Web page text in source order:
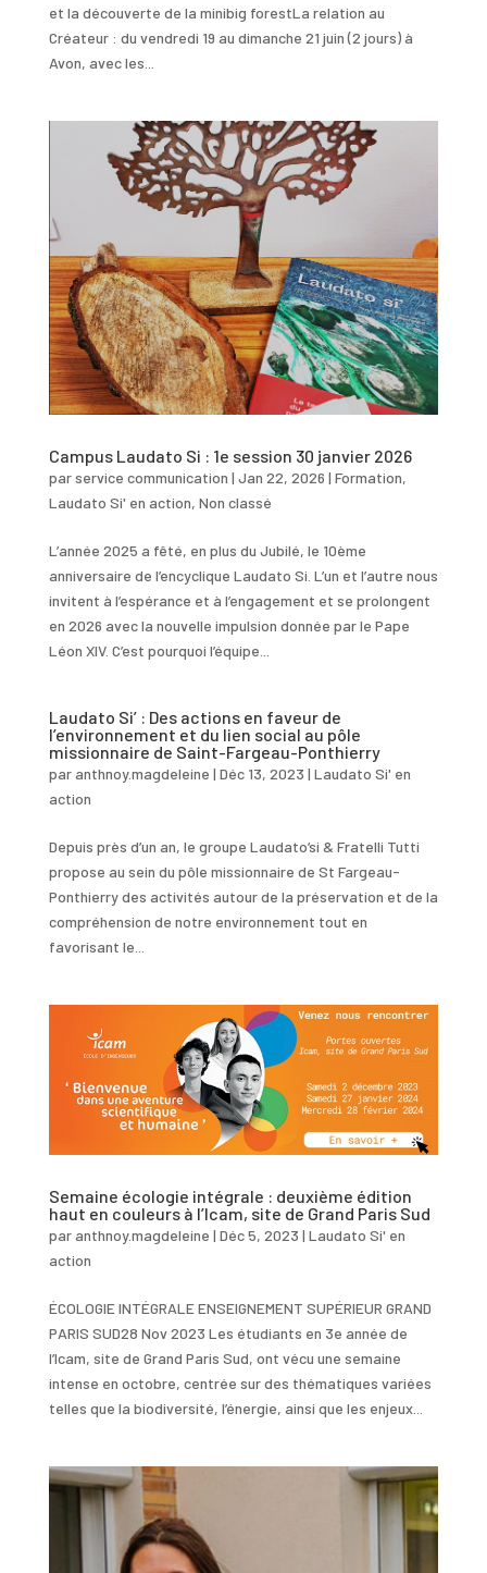
et la découverte de la minibig forestLa relation au
Créateur : du vendredi 19 au dimanche 21 juin (2 jours) à
Avon, avec les...
Campus Laudato Si : 1e session 30 janvier 2026
parservice communication | Jan 22, 2026 | Formation,
Laudato Si' en action, Non classé
L’année 2025 a fêté, en plus du Jubilé, le 10ème
anniversaire de l’encyclique Laudato Si. L’un et l’autre nous
invitent à l’espérance et à l’engagement et se prolongent
en 2026 avec la nouvelle impulsion donnée par le Pape
Léon XIV. C’est pourquoi l’équipe...
Laudato Si’ : Des actions en faveur de
l’environnement et du lien social au pôle
missionnaire de Saint-Fargeau-Ponthierry
paranthnoy.magdeleine | Déc 13, 2023 | Laudato Si' en
action
Depuis près d’un an, le groupe Laudato’si & Fratelli Tutti
propose au sein du pôle missionnaire de St Fargeau-
Ponthierry des activités autour de la préservation et de la
compréhension de notre environnement tout en
favorisant le...
Semaine écologie intégrale : deuxième édition
haut en couleurs à l’Icam, site de Grand Paris Sud
paranthnoy.magdeleine | Déc 5, 2023 | Laudato Si' en
action
ÉCOLOGIE INTÉGRALE ENSEIGNEMENT SUPÉRIEUR GRAND
PARIS SUD28 Nov 2023 Les étudiants en 3e année de
l’Icam, site de Grand Paris Sud, ont vécu une semaine
intense en octobre, centrée sur des thématiques variées
telles que la biodiversité, l’énergie, ainsi que les enjeux...